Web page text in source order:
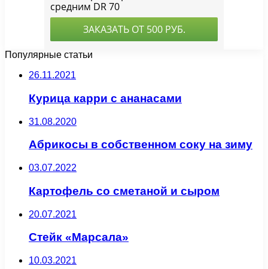
Популярные статьи
26.11.2021
Курица карри с ананасами
31.08.2020
Абрикосы в собственном соку на зиму
03.07.2022
Картофель со сметаной и сыром
20.07.2021
Стейк «Марсала»
10.03.2021